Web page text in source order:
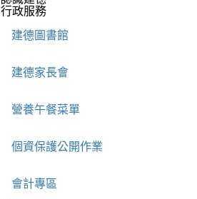
行政服務
建德圖書館
建德家長會
營養午餐菜單
個資保護公開作業
會計專區